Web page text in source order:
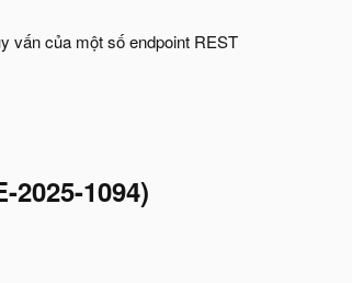
vấn của một số endpoint REST
1094)